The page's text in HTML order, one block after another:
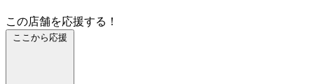
この店舗を応援する！
ここから応援